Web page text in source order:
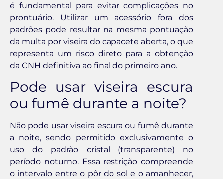
é fundamental para evitar complicações no
prontuário. Utilizar um acessório fora dos
padrões pode resultar na mesma pontuação
da multa por viseira do capacete aberta, o que
representa um risco direto para a obtenção
da CNH definitiva ao final do primeiro ano.
Pode usar viseira escura
ou fumê durante a noite?
Não pode usar viseira escura ou fumê durante
a noite, sendo permitido exclusivamente o
uso do padrão cristal (transparente) no
período noturno. Essa restrição compreende
o intervalo entre o pôr do sol e o amanhecer,